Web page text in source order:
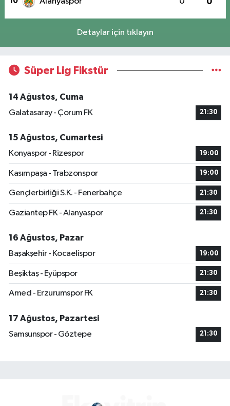
Detaylar için tıklayın
Süper Lig Fikstür
14 Ağustos, Cuma
Galatasaray - Çorum FK
21:30
15 Ağustos, Cumartesi
Konyaspor - Rizespor
19:00
Kasımpaşa - Trabzonspor 19:00
Gençlerbirliği S.K. - Fenerbahçe 21:30
Gaziantep FK - Alanyaspor 21:30
16 Ağustos, Pazar
Başakşehir - Kocaelispor
19:00
Beşiktaş - Eyüpspor 21:30
Amed - Erzurumspor FK 21:30
17 Ağustos, Pazartesi
Samsunspor - Göztepe
21:30